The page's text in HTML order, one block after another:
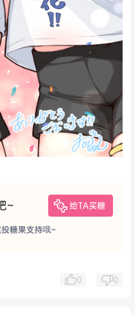
~ 给TA买糖
糖果支持哦~
0 0